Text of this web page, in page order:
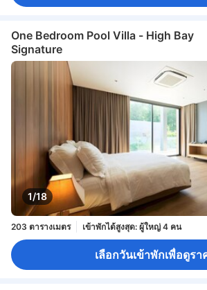
รอง
อะแดปเตอร์
กาแฟสำเร็จรูป (ฟรี) แก้วไวน์
เครื่องครัว
เครื่องชงกาแฟ/ชา เครื่องดื่มแอลกอ
ชา (ฟรี)
ผลไม้/ของว่าง
มินิบาร์ ไมโครเวฟ ห้องครัว
พื้นที่กลางแจ้งรอบที่พัก
พื้นที่ทำงาน (รองรับแล็ปท็อป)
พื้นที่นั่งเล่น
พื้น
ระเบียง/ชานเรือน
สระว่ายน้ำส่วนตัว หน้าต่าง
ห้องรับประทานอาหารแยกต่างหาก
อุปกรณ์สำหรับรีดผ้า
เตียงสำหรับเด็ก (เมื่อแจ้งความประสงค์)
เข้าถึง
เครื่องปรับอากาศส่วนตัว
ตู้เซฟในห้องพัก
ตู้ล็อกเกอร์ ถังดับเพลิง บริ
One Bedroom Pool Villa - High Bay
Signature
1/18
203 ตารางเมตร เข้าพักได้สูงสุด: ผู้ใหญ่ 4 คน
เลือกวันเข้าพักเพื่อดูรา